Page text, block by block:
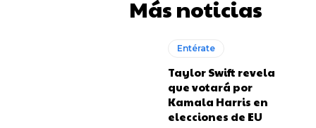
Más noticias
Entérate
Taylor Swift revela
que votará por
Kamala Harris en
elecciones de EU